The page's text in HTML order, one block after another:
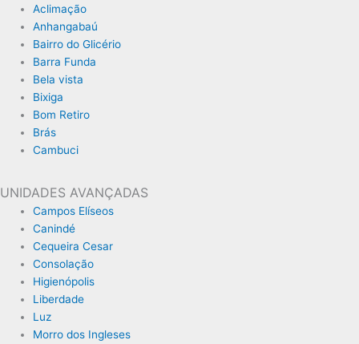
Aclimação
Anhangabaú
Bairro do Glicério
Barra Funda
Bela vista
Bixiga
Bom Retiro
Brás
Cambuci
UNIDADES AVANÇADAS
Campos Elíseos
Canindé
Cequeira Cesar
Consolação
Higienópolis
Liberdade
Luz
Morro dos Ingleses